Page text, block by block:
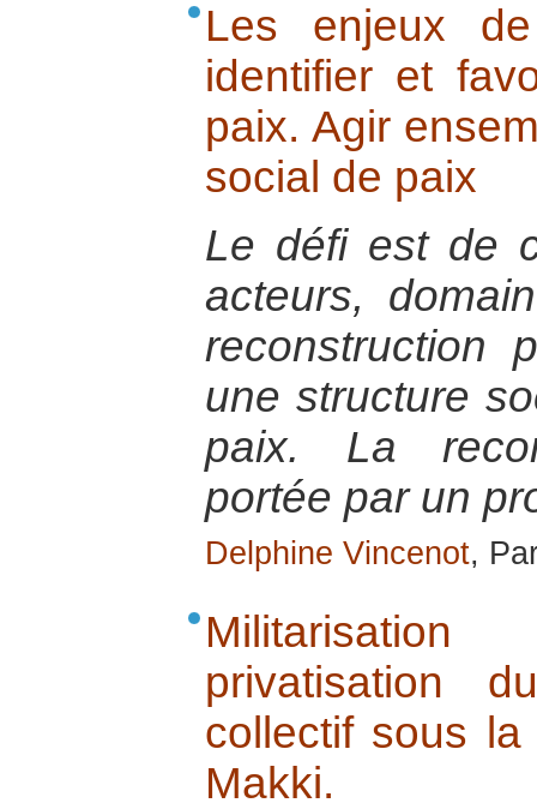
Les enjeux
identifier et
paix. Agir
social de paix
Le défi est de
acteurs,
reconstruction
une structure
paix. La
portée par un
Delphine Vincenot,
Militarisation
privatisation
collectif sous
Makki.